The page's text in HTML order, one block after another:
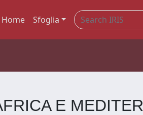
Home Sfoglia
E